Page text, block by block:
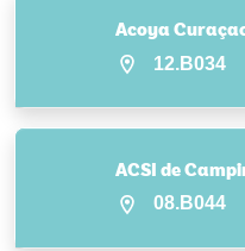
Acoya
12.B034
ACSI de
08.B044